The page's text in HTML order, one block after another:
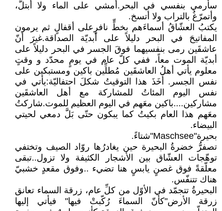
سأرمي بنفسي في البحر.أمشي على الماء ولا أبتلُّ،
وأتمرّغُ بالتراب ولا أتسخ.
يكتبُ العشّاقُ أسماءَهم بخطٍّ نافرٍعلى أقفالٍ ثم يرمون
المفاتيحَ في البحر دليلاً على أبديّة الصداقة.غيرَ أنّ
عاشقَين رمى بنفسيهما فوقَ الجسر في البحر دليلاً على
أبديّة الموت معاً، ففي كلّ عام في يومٍ محدّد و وقتٍ
معلوم يأتي أهلُ العاشقَين مُطلِّين باكين ومستبكين على
نفس الجسر. أَخَذَ هذا التوقيتُ شكلَ احتفاليّة:يأتي في
نفس اليوم المئاتُ للمشاركة مع أهل العاشقَين
مشاركين....باكين معَهم في اليوم العظيم للموت.شاركتُ
معَهم هذا العام بكيتُ كما يبكون حتّى بَلَّ دمعي لحيتي
البيضاء.
بحيرة"Maschsee"شتاءً.
تصفرُّ خضرةُ البحيرة حين يغادرُها روّاد الصيف وتختفي
توهّجات العشّاق بين اﻷشجار الكثيفة ولا تزول..تبقى
معلّقةً فوق غصنٍ يابسٍ هنا تضيء ..وفوق مقعدٍ خشبيّ
هناك تتنفّس.
البحيرةُ تتجمّد في الأوّل من كلِّ عام، زرقة السماء تعانق
زرقة الأرض"كأنّ السماءَ رُكّبتْ فيها" فيأتي إليها